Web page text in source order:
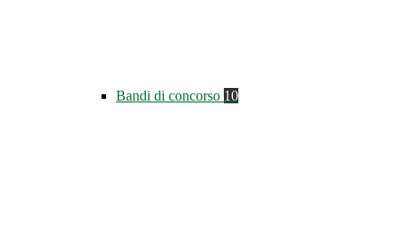
Bandi di concorso 10